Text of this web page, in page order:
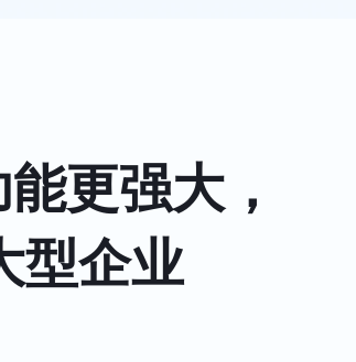
更强大，
型企业